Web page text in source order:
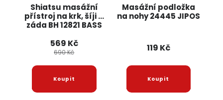
Shiatsu masážní
přístroj na krk, šíji a
záda BH 12821 BASS
569 Kč
690 Kč
Masážní podložka
na nohy 24445 JIPOS
119 Kč